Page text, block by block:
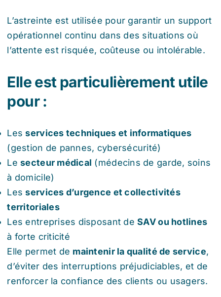
L’astreinte est utilisée pour garantir un support
opérationnel continu dans des situations où
l’attente est risquée, coûteuse ou intolérable.
Elle est particulièrement utile
pour :
Lesservices techniques et informatiques
(gestion de pannes, cybersécurité)
Lesecteur médical (médecins de garde, soins
à domicile)
Lesservices d’urgence et collectivités
territoriales
Les entreprises disposant deSAV ou hotlines
à forte criticité
Elle permet de maintenir la qualité de service,
d’éviter des interruptions préjudiciables, et de
renforcer la confiance des clients ou usagers.